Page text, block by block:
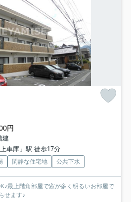
円
建
車庫」駅 徒歩17分
閑静な住宅地 公共下水
最上階角部屋で窓が多く明るいお部屋で
せます♪